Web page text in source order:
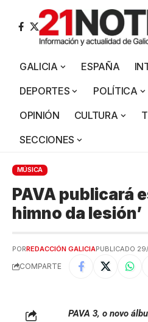
GALICIA ESPAÑA
DEPORTES
POLÍTICA
OPINIÓN
CULTURA
SECCIONES
MÚSICA
PAVA publicará
himno da lesión’
PORREDACCIÓN GALICIAPUBLICADO
COMPARTE
PAVA 3, o novo